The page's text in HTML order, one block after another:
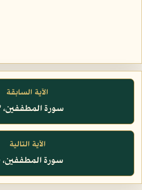
الآية السابقة
سورة المطففين، ٢٣
الآية التالية
سورة المطففين، ٢٥